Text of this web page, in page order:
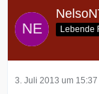
Lebende
3. Juli 2013 um 15:37